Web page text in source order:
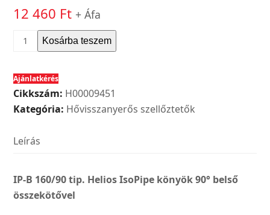
12 460 Ft + Áfa
Helios
160/90
tip.
IsoPipe
90°
összekötővel
mennyiség
Kosárba teszem
Ajánlatkérés
Cikkszám: H00009451
Kategória: Hővisszanyerős szellőztetők
Leírás
IP-B 160/90 tip. Helios IsoPipe könyök 90° belső
összekötővel